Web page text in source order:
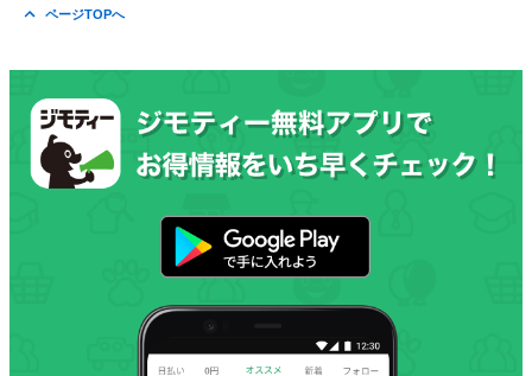
ページTOPへ